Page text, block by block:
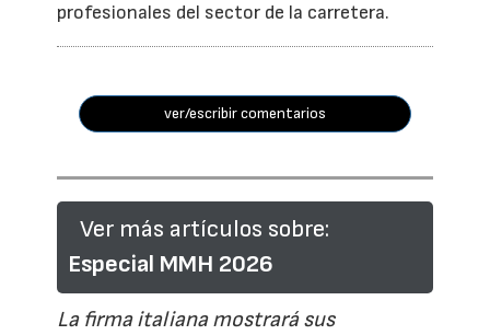
profesionales del sector de la carretera.
ver/escribir comentarios
Ver más artículos sobre:
Especial MMH 2026
La firma italiana mostrará sus